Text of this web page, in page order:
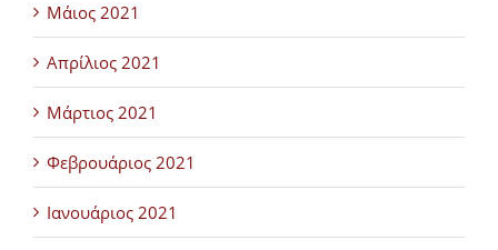
Μάιος 2021
Απρίλιος 2021
Μάρτιος 2021
Φεβρουάριος 2021
Ιανουάριος 2021